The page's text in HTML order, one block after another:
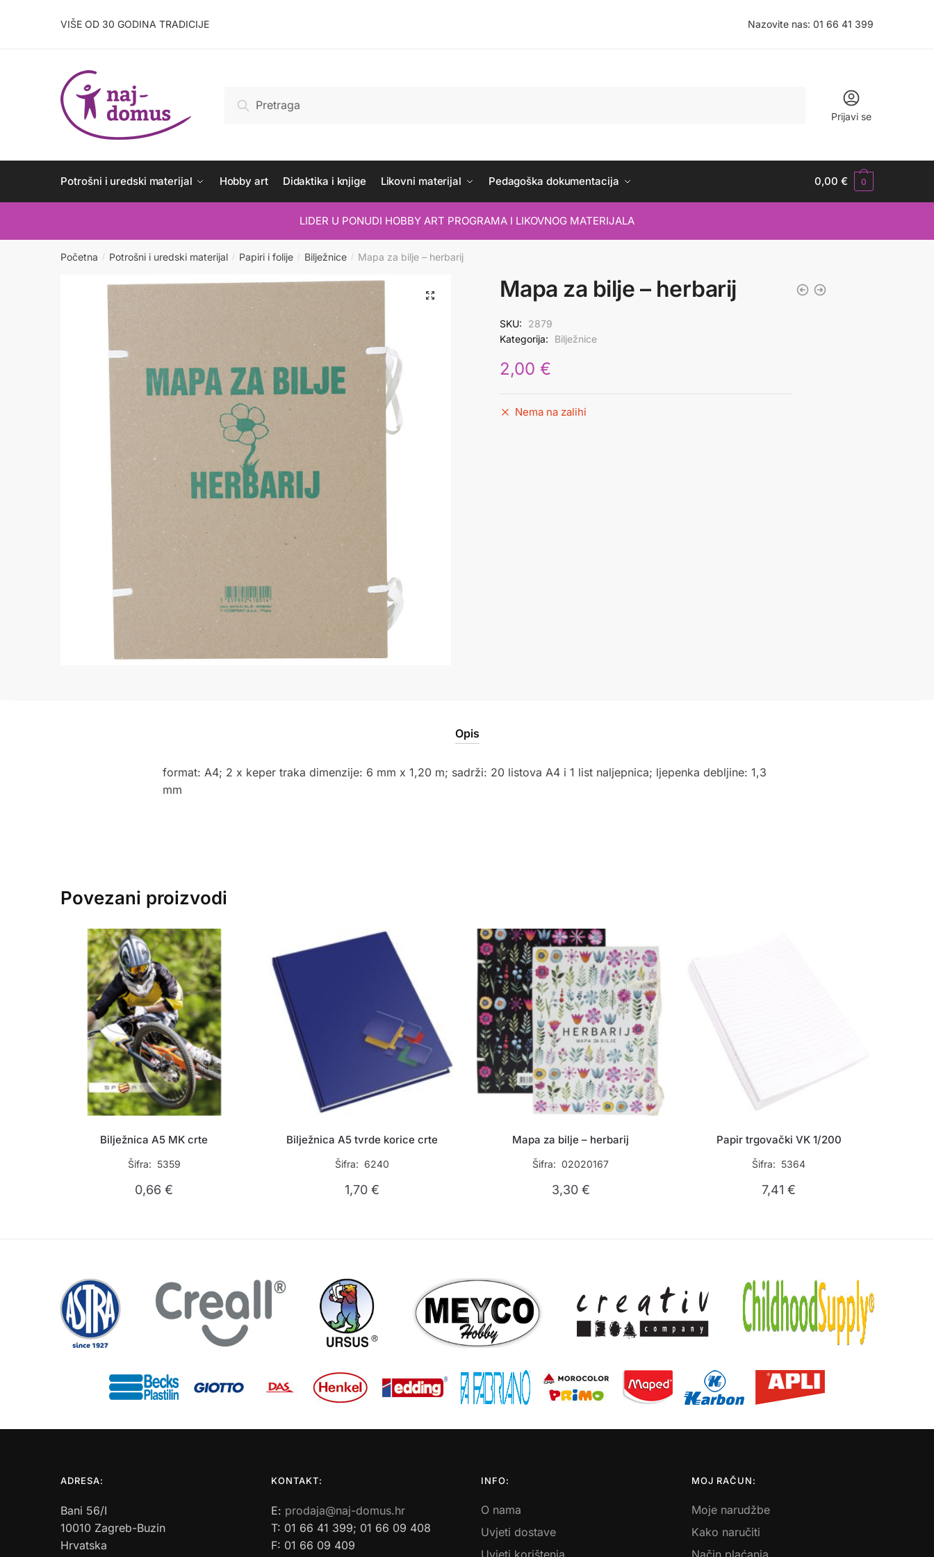
VIŠE OD 30 GODINA TRADICIJE Nazovite nas: 01 66 41 399
Pretraži
Prijavi se
Potrošni i uredski materijal Hobby art Didaktika i knjige Likovni materijal Pedagoška dokumentacija 0,00€ 0
LIDER U PONUDI HOBBY ART PROGRAMA I LIKOVNOG MATERIJALA
Početna / Potrošni i uredski materijal / Papiri i folije / Bilježnice / Mapa za bilje – herbarij
Mapa za bilje – herbarij
SKU:
2879
Kategorija:
Bilježnice
2,00 €
Nema na zalihi
Opis
format: A4; 2 x keper traka dimenzije: 6 mm x 1,20 m; sadrži: 20 listova A4 i 1 list naljepnica; ljepenka debljine: 1,3
mm
Povezani proizvodi
Bilježnica A5 MK crte
Šifra: 5359
0,66€
Bilježnica A5 tvrde korice crte
Šifra: 6240
1,70€
Mapa za bilje – herbarij
Šifra: 02020167
3,30 €
Papir trgovački VK 1/200
Šifra: 5364
7,41€
ADRESA:
Bani 56/I
10010 Zagreb-Buzin
Hrvatska
KONTAKT:
E: prodaja@naj-domus.hr
T: 01 66 41 399; 01 66 09 408
F: 01 66 09 409
INFO:
O nama
Uvjeti dostave
Uvjeti korištenja
MOJ RAČUN:
Moje narudžbe
Kako naručiti
Način plaćanja